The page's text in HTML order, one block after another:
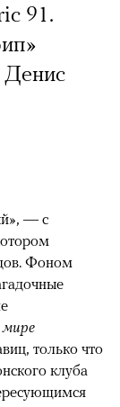
91.
Денис
— с
Фоном
мире
только что
клуба